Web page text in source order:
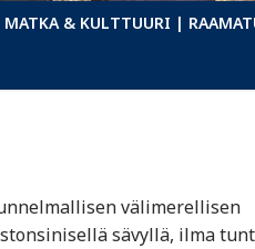
& KULTTUURI |
välimerellisen
sävyllä, ilma